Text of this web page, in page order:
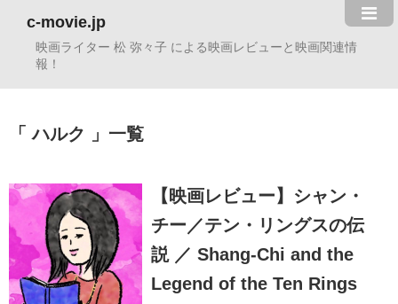
c-movie.jp
映画ライター 松 弥々子 による映画レビューと映画関連情
報！
ハルク 一覧
【映画レビュー】シャン・
チー／テン・リングスの伝
説 ／ Shang-Chi and the
Legend of the Ten Rings